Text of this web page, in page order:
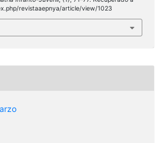
revistaaepnya/article/view/1023